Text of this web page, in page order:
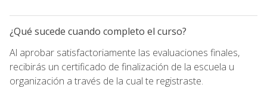
¿Qué sucede cuando completo el curso?
Al aprobar satisfactoriamente las evaluaciones finales,
recibirás un certificado de finalización de la escuela u
organización a través de la cual te registraste.